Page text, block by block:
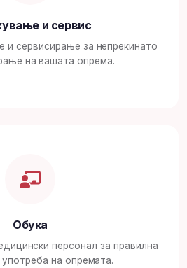
и сервис
сервисирање за непрекинато
на вашата опрема.
Обука
персонал за правилна
употреба на опремата.